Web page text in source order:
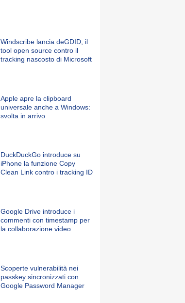
Windscribe lancia deGDID, il
tool open source contro il
tracking nascosto di Microsoft
Apple apre la clipboard
universale anche a Windows:
svolta in arrivo
DuckDuckGo introduce su
iPhone la funzione Copy
Clean Link contro i tracking ID
Google Drive introduce i
commenti con timestamp per
la collaborazione video
Scoperte vulnerabilità nei
passkey sincronizzati con
Google Password Manager